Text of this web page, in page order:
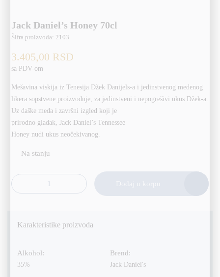
Jack Daniel’s Honey 70cl
Šifra proizvoda: 2103
3.405,00 RSD
sa PDV-om
Mešavina viskija iz Tenesija Džek Danijels-a i jedinstvenog medenog
likera sopstvene proizvodnje, za jedinstveni i nepogrešivi ukus Džek-a.
Uz daške meda i završni izgled koji je
prirodno gladak, Jack Daniel’s Tennessee
Honey nudi ukus neočekivanog.
Jack Daniel's Honey 70cl količina
Alternative:
Karakteristike proizvoda
Alkohol:
35%
Brend:
Jack Daniel's